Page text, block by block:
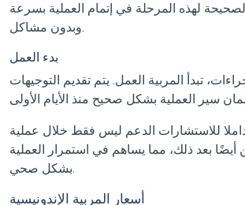
لهذه المرحلة في إتمام العملية بسرعة
وبدون مشاكل.
بدء العمل
تبدأ المربية العمل. يتم تقديم التوجيهات
للاستشارات الدعم ليس فقط خلال عملية
أيضًا بعد ذلك، مما يساهم في استمرار العملية
بشكل صحي.
أسعار المربية الإندونيسية